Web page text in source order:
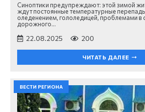
Синоптики предупреждают: этой зимой
ждут постоянные температурные
оледенением, гололедицей, проблемами
дорожного…
22.08.2025 200
ЧИТАТЬ ДАЛЕЕ
ВЕСТИ РЕГИОНА